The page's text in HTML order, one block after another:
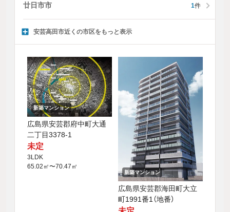
廿日市市 1件
安芸高田市近くの市区をもっと表示
新築マンション
広島県安芸郡府中町大通
二丁目3378-1
未定
3LDK
65.02㎡〜70.47㎡
新築マンション
広島県安芸郡海田町大立
町1991番1（地番）